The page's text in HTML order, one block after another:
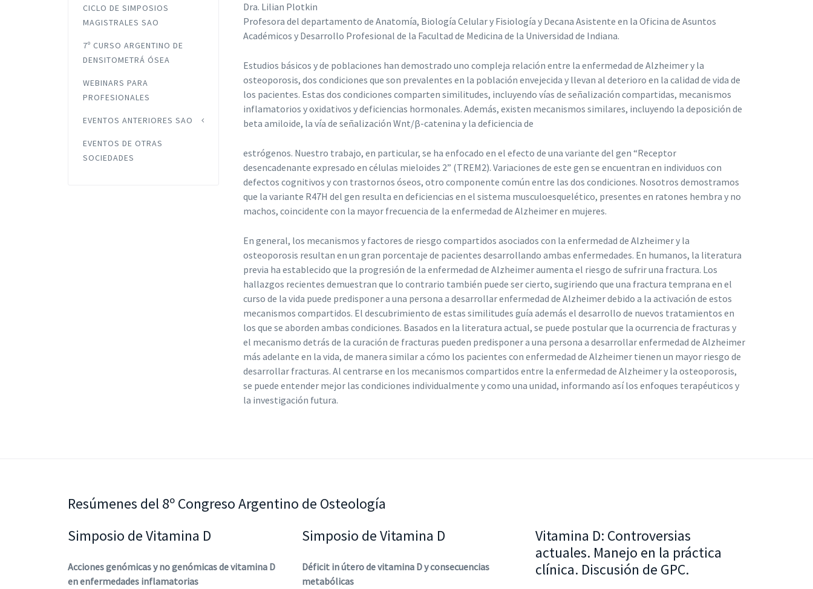
Dra. Lilian Plotkin
Profesora del departamento de Anatomía, Biología Celular y Fisiología y Decana Asistente en la Oficina de Asuntos
Académicos y Desarrollo Profesional de la Facultad de Medicina de la Universidad de Indiana.
Estudios básicos y de poblaciones han demostrado uno compleja relación entre la enfermedad de Alzheimer y la
osteoporosis, dos condiciones que son prevalentes en la población envejecida y llevan al deterioro en la calidad de vida de
los pacientes. Estas dos condiciones comparten similitudes, incluyendo vías de señalización compartidas, mecanismos
inflamatorios y oxidativos y deficiencias hormonales. Además, existen mecanismos similares, incluyendo la deposición de
beta amiloide, la vía de señalización Wnt/β-catenina y la deficiencia de
estrógenos. Nuestro trabajo, en particular, se ha enfocado en el efecto de una variante del gen “Receptor
desencadenante expresado en células mieloides 2” (TREM2). Variaciones de este gen se encuentran en individuos con
defectos cognitivos y con trastornos óseos, otro componente común entre las dos condiciones. Nosotros demostramos
que la variante R47H del gen resulta en deficiencias en el sistema musculoesquelético, presentes en ratones hembra y no
machos, coincidente con la mayor frecuencia de la enfermedad de Alzheimer en mujeres.
En general, los mecanismos y factores de riesgo compartidos asociados con la enfermedad de Alzheimer y la
osteoporosis resultan en un gran porcentaje de pacientes desarrollando ambas enfermedades. En humanos, la literatura
previa ha establecido que la progresión de la enfermedad de Alzheimer aumenta el riesgo de sufrir una fractura. Los
hallazgos recientes demuestran que lo contrario también puede ser cierto, sugiriendo que una fractura temprana en el
curso de la vida puede predisponer a una persona a desarrollar enfermedad de Alzheimer debido a la activación de estos
mecanismos compartidos. El descubrimiento de estas similitudes guía además el desarrollo de nuevos tratamientos en
los que se aborden ambas condiciones. Basados en la literatura actual, se puede postular que la ocurrencia de fracturas y
el mecanismo detrás de la curación de fracturas pueden predisponer a una persona a desarrollar enfermedad de Alzheimer
más adelante en la vida, de manera similar a cómo los pacientes con enfermedad de Alzheimer tienen un mayor riesgo de
desarrollar fracturas. Al centrarse en los mecanismos compartidos entre la enfermedad de Alzheimer y la osteoporosis,
se puede entender mejor las condiciones individualmente y como una unidad, informando así los enfoques terapéuticos y
la investigación futura.
CICLO DE SIMPOSIOS
MAGISTRALES SAO
7º CURSO ARGENTINO DE
DENSITOMETRÁ ÓSEA
WEBINARS PARA
PROFESIONALES
EVENTOS ANTERIORES SAO
EVENTOS DE OTRAS
SOCIEDADES
Resúmenes del 8º Congreso Argentino de Osteología
Simposio de Vitamina D
Acciones genómicas y no genómicas de vitamina D
en enfermedades inflamatorias
Simposio de Vitamina D
Déficit in útero de vitamina D y consecuencias
metabólicas
Vitamina D: Controversias
actuales. Manejo en la práctica
clínica. Discusión de GPC.